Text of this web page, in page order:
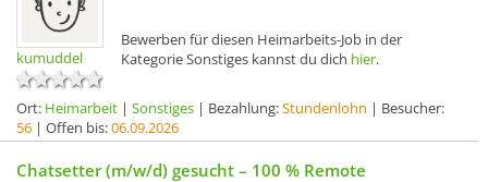
kumuddel
Bewerben für diesen Heimarbeits-Job in der
Kategorie Sonstiges kannst du dich hier.
Ort: Heimarbeit | Sonstiges | Bezahlung:Stundenlohn | Besucher:
56 | Offen bis:06.09.2026
Chatsetter (m/w/d) gesucht – 100 % Remote